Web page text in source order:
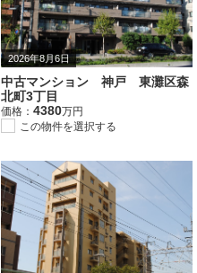
2026年8月6日
中古マンション 神戸 東灘区森
北町3丁目
価格： 4380万円
この物件を選択する